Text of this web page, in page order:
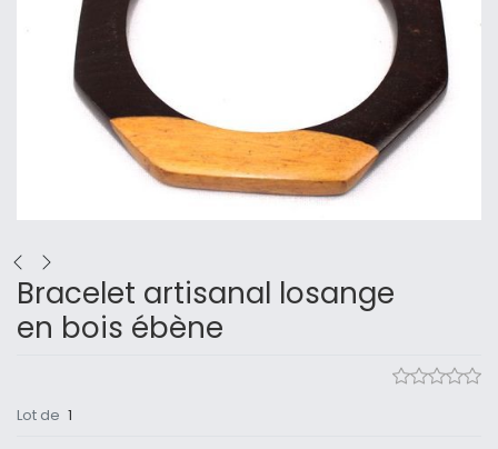
Bracelet artisanal losange
en bois ébène
Lot de 1